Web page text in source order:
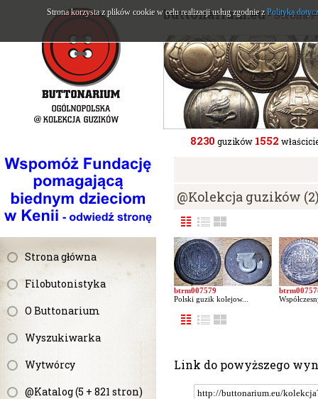
Strona główna
Filobutonistyka
O Buttonarium
Wyszukiwarka
Wytwórcy
@Katalog (5 + 821 stron)
buttonarium.eu- Strona
8230 guzików 1552
@Kolekcja guzików
btrm007579
Polski guzik kolejow...
Link do powyższego
Strona korzysta z plików cookie w celu realizacji usług zgodnie z Polityką